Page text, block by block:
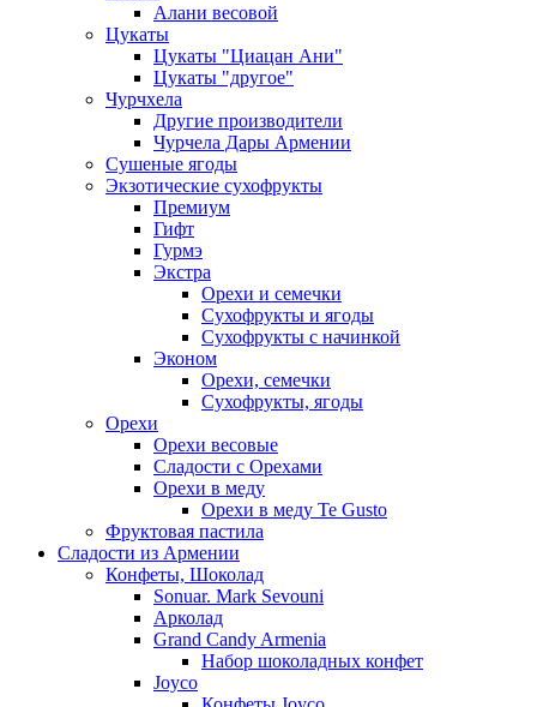
Алани весовой
Цукаты
Цукаты "Циацан Ани"
Цукаты "другое"
Чурчхела
Другие производители
Чурчела Дары Армении
Сушеные ягоды
Экзотические сухофрукты
Премиум
Гифт
Гурмэ
Экстра
Орехи и семечки
Сухофрукты и ягоды
Сухофрукты с начинкой
Эконом
Орехи, семечки
Сухофрукты, ягоды
Орехи
Орехи весовые
Сладости с Орехами
Орехи в меду
Орехи в меду Te Gusto
Фруктовая пастила
Сладости из Армении
Конфеты, Шоколад
Sonuar. Mark Sevouni
Арколад
Grand Candy Armenia
Набор шоколадных конфет
Joyco